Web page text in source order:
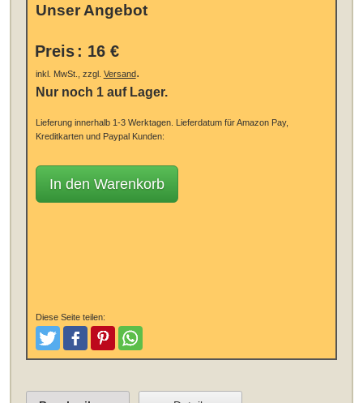
Unser Angebot
Preis : 16 €
inkl. MwSt., zzgl. Versand.
Nur noch 1 auf Lager.
Lieferung innerhalb 1-3 Werktagen. Lieferdatum für Amazon Pay,
Kreditkarten und Paypal Kunden:
In den Warenkorb
Diese Seite teilen:
TweetenPostenPinterestTeilen